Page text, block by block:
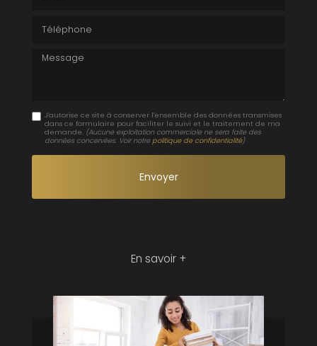
Message
J'autorise ce site à conserver l'ensemble des données transmises
dans ce formulaire pour faciliter le suivi et le traitement de ma
demande. (Aucune exploitation commerciale ne sera faite des
données concervées. Voir notre politique de confidentialité)
En savoir +